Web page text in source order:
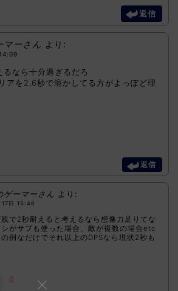
返信
マーさん より:
るなら十分過ぎるだろ
アを2.6秒で溶かしてる方がよっぽど理
返信
ゲーマーさん より:
17日 15:46
で2秒耐えると考えるなら想像力足りてな
シがサブも使った場合、敵が複数の場合etc
例なだけでそれ以上のDPSなら現状2秒も
0